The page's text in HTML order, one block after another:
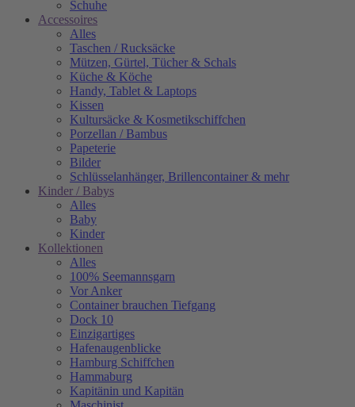
Schuhe
Accessoires
Alles
Taschen / Rucksäcke
Mützen, Gürtel, Tücher & Schals
Küche & Köche
Handy, Tablet & Laptops
Kissen
Kultursäcke & Kosmetikschiffchen
Porzellan / Bambus
Papeterie
Bilder
Schlüsselanhänger, Brillencontainer & mehr
Kinder / Babys
Alles
Baby
Kinder
Kollektionen
Alles
100% Seemannsgarn
Vor Anker
Container brauchen Tiefgang
Dock 10
Einzigartiges
Hafenaugen­blicke
Hamburg Schiffchen
Hammaburg
Kapitänin und Kapitän